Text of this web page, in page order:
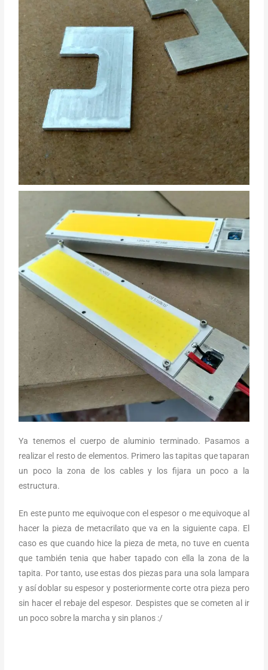
Ya tenemos el cuerpo de aluminio terminado. Pasamos a
realizar el resto de elementos. Primero las tapitas que taparan
un poco la zona de los cables y los fijara un poco a la
estructura.
En este punto me equivoque con el espesor o me equivoque al
hacer la pieza de metacrilato que va en la siguiente capa. El
caso es que cuando hice la pieza de meta, no tuve en cuenta
que también tenia que haber tapado con ella la zona de la
tapita. Por tanto, use estas dos piezas para una sola lampara
y así doblar su espesor y posteriormente corte otra pieza pero
sin hacer el rebaje del espesor. Despistes que se cometen al ir
un poco sobre la marcha y sin planos :/